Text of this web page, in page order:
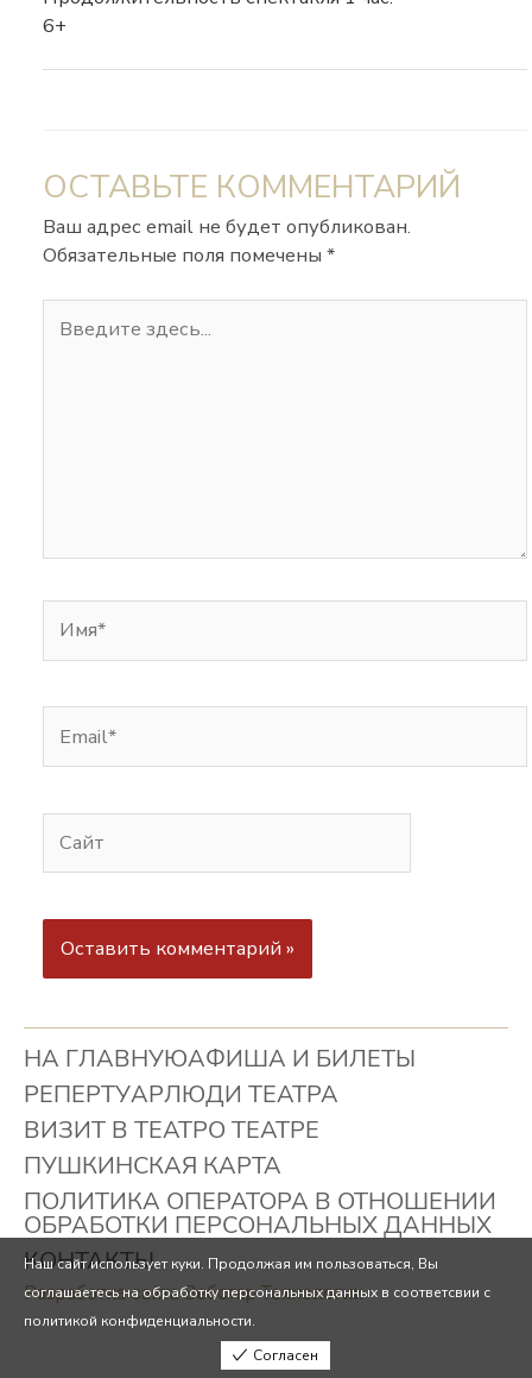
6+
ОСТАВЬТЕ КОММЕНТАРИЙ
Ваш адрес email не будет опубликован.
Обязательные поля помечены*
НА ГЛАВНУЮАФИША И БИЛЕТЫ
РЕПЕРТУАРЛЮДИ ТЕАТРА
ВИЗИТ В ТЕАТРО ТЕАТРЕ
ПУШКИНСКАЯ КАРТА
ПОЛИТИКА ОПЕРАТОРА В ОТНОШЕНИИ
ОБРАБОТКИ ПЕРСОНАЛЬНЫХ ДАННЫХ
КОНТАКТЫ
Разработка сайта Вебстар Технологии
Наш сайт использует куки. Продолжая им пользоваться, Вы
соглашаетесь на обработку персональных данных в соответсвии с
политикой конфиденциальности.
Согласен